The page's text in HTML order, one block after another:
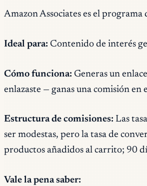
Amazon Associates es el
Ideal para: Contenido de interés
Cómo funciona: Generas un
enlazaste — ganas una comisión en
Estructura de comisiones: Las
ser modestas, pero la tasa de
productos añadidos al carrito; 90
Vale la pena saber: